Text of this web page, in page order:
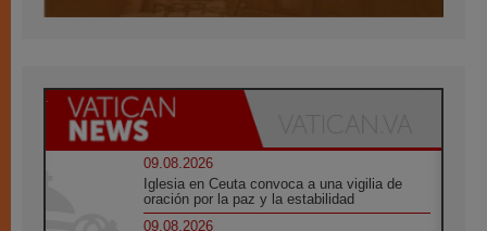
09.08.2026
Iglesia en Ceuta convoca a una vigilia de
oración por la paz y la estabilidad
09.08.2026